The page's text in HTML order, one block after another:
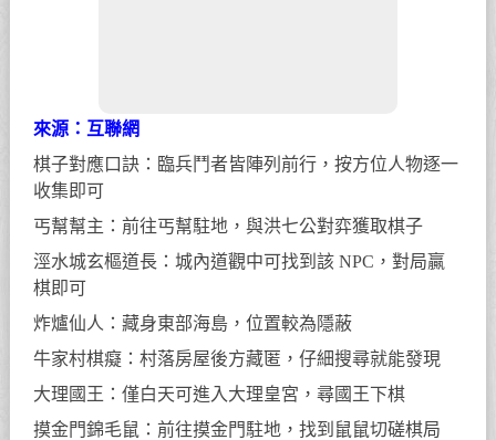
來源：互聯網
棋子對應口訣：臨兵鬥者皆陣列前行，按方位人物逐一
收集即可
丐幫幫主：前往丐幫駐地，與洪七公對弈獲取棋子
涇水城玄樞道長：城內道觀中可找到該 NPC，對局贏
棋即可
炸爐仙人：藏身東部海島，位置較為隱蔽
牛家村棋癡：村落房屋後方藏匿，仔細搜尋就能發現
大理國王：僅白天可進入大理皇宮，尋國王下棋
摸金門錦毛鼠：前往摸金門駐地，找到鼠鼠切磋棋局